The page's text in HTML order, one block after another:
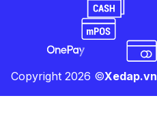
Copyright 2026 ©Xedap.vn